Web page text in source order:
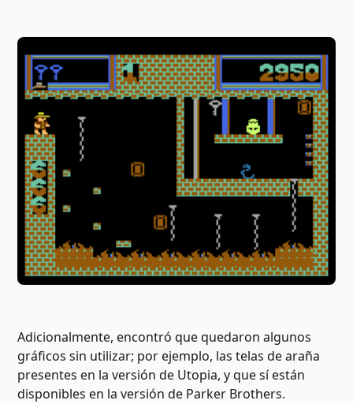
Adicionalmente, encontró que quedaron algunos
gráficos sin utilizar; por ejemplo, las telas de araña
presentes en la versión de Utopia, y que sí están
disponibles en la versión de Parker Brothers.